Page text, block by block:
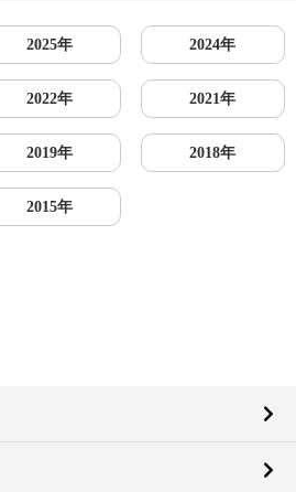
2025年 2024年
2022年 2021年
2019年 2018年
2015年